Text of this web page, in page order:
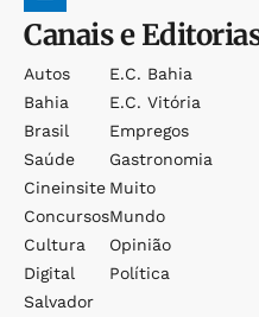
Canais e
Autos
Bahia
Brasil
Saúde
Cineinsite
Concursos
Cultura
Digital
Salvador
E.c. Bahia
E.c. Vitória
Empregos
Gastronomia
Muito
Mundo
Opinião
Política